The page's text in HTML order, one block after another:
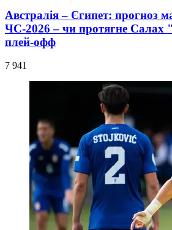
Австралія – Єгипет: прогноз
ЧС-2026 – чи протягне Салах
плей-офф
7 941